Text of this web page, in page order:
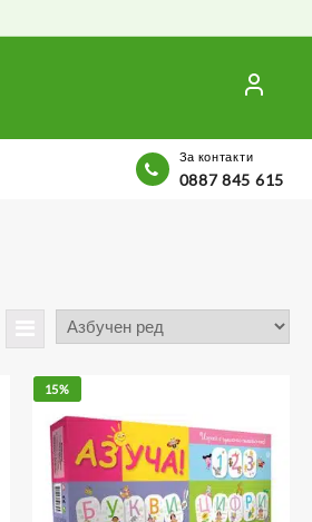
За контакти
0887 845 615
15%